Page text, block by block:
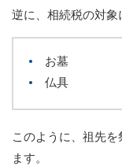
逆に、相続税の対象
お墓
仏具
このように、祖先
ます。